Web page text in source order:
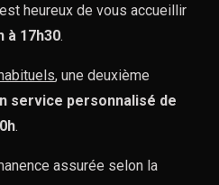
heureux de vous accueillir
à 17h30.
, une deuxième
service personnalisé de
.
assurée selon la